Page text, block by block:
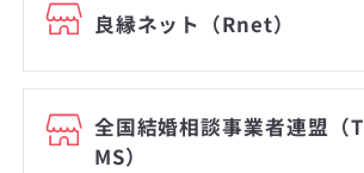
良縁ネット（Rnet）
全国結婚相談事業者連盟（T
MS）